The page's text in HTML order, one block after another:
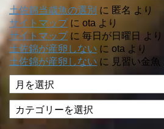
土佐錦当歳魚の選別 に 匿名 より
サイトマップに ota より
サイトマップに 毎日が日曜日 より
土佐錦が産卵しない に ota より
土佐錦が産卵しない に 見習い金魚
ア
ー
イ
テ